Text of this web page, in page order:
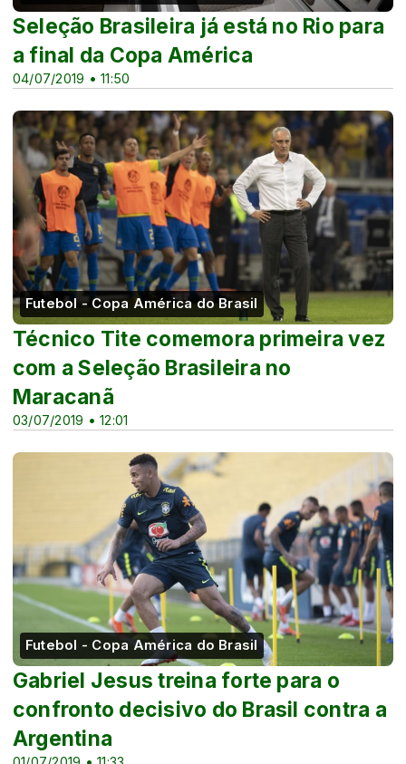
04/07/2019 • 11:50
Seleção Brasileira já está no Rio para
a final da Copa América
Futebol - Copa América do Brasil
03/07/2019 • 12:01
Técnico Tite comemora primeira vez
com a Seleção Brasileira no
Maracanã
Futebol - Copa América do Brasil
Gabriel Jesus treina forte para o
confronto decisivo do Brasil contra a
Argentina